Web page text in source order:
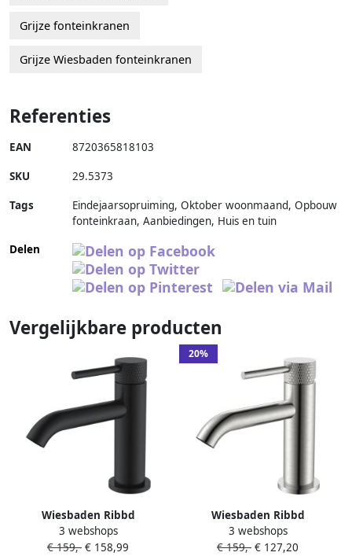
Grijze fonteinkranen
Grijze Wiesbaden fonteinkranen
Referenties
EAN 8720365818103
SKU 29.5373
Tags
Eindejaarsopruiming, Oktober woonmaand, Opbouw
fonteinkraan, Aanbiedingen, Huis en tuin
Delen
Vergelijkbare producten
Wiesbaden Ribbd
fonteinkraan 1 2" mat zwart
29.5372
3 webshops
€ 159,- € 158,99
20%
Wiesbaden Ribbd
fonteinkraan 1 2" geborsteld
staal PVD 29.5371
3 webshops
€ 159,- € 127,20